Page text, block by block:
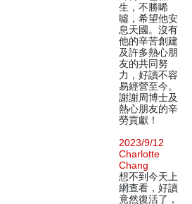
生，不勝唏
噓，希望他安
息天國。沒有
他的辛苦創建
及許多熱心朋
友的共同努
力，好讀不容
易經營至今。
謝謝周博士及
熱心朋友的辛
勞貢獻！
2023/9/12
Charlotte
Chang
想不到今天上
網查看，好讀
竟然復活了，